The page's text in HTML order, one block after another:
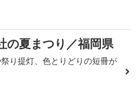
の夏まつり／福岡県
り提灯、色とりどりの短冊が